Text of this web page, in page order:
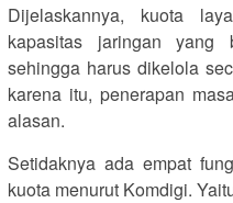
Dijelaskannya, kuota
kapasitas jaringan yang
sehingga harus dikelola
karena itu, penerapan
alasan.
Setidaknya ada empat
kuota menurut Komdigi.